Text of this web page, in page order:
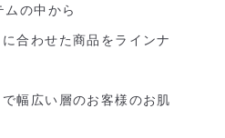
の中から
に合わせた商品をラインナ
幅広い層のお客様のお肌